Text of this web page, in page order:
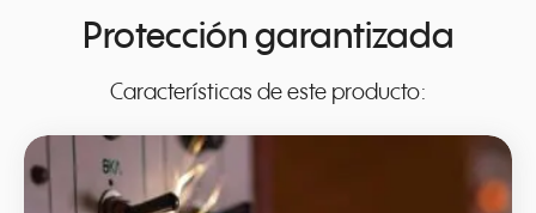
Protección garantizada
Características de este producto: